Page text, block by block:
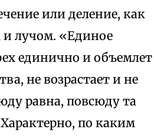
или деление, как
и лучом. «Единое
единично и объемлет
не возрастает и не
равна, повсюду та
по каким